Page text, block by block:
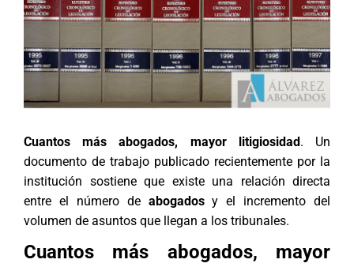
Cuantos más abogados, mayor litigiosidad. Un
documento de trabajo publicado recientemente por la
institución sostiene que existe una relación directa
entre el número de abogadosy el incremento del
volumen de asuntos que llegan a los tribunales.
Cuantos más abogados, mayor